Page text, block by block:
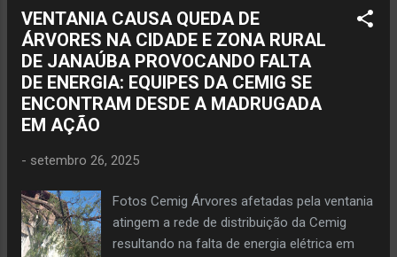
barulho do vento em alto volume. Quem se
arriscou a ir para a rua teve dificuldade para
andar e pedalar diante da velocidade do
vento. Teve rajada de vento equivalente a 77
quilômetros por hora. Esse cenário foi
cidades de Janaúba e de Nova Porteirinha,
localizadas na região da Serra Geral, no
Norte de Minas. A temperatura ambiental era
de 20 graus centígrados. Desde o final da
VENTANIA CAUSA QUEDA DE
ÁRVORES NA CIDADE E ZONA RURAL
DE JANAÚBA PROVOCANDO FALTA
DE ENERGIA: EQUIPES DA CEMIG SE
ENCONTRAM DESDE A MADRUGADA
EM AÇÃO
- setembro 26, 2025
Fotos Cemig Árvores afetadas pela ventania
atingem a rede de distribuição da Cemig
resultando na falta de energia elétrica em